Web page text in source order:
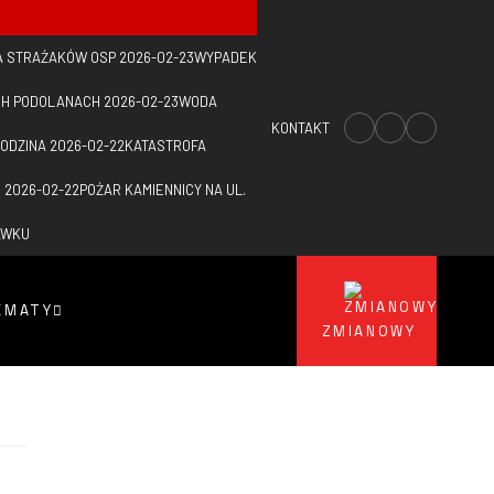
OSP 2026-02-23WYPADEK
PODOLANACH 2026-02-23WODA
2026-02-22KATASTROFA
2026-02-22POŻAR KAMIENNICY NA UL.
KONTAKT
ZMIANOWY